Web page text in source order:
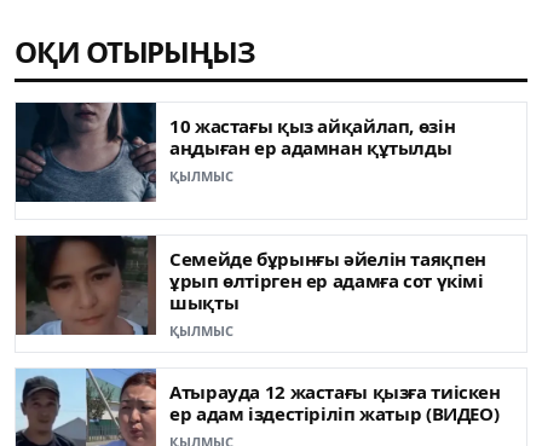
ОҚИ ОТЫРЫҢЫЗ
10 жастағы қыз айқайлап, өзін
аңдыған ер адамнан құтылды
ҚЫЛМЫС
Семейде бұрынғы әйелін таяқпен
ұрып өлтірген ер адамға сот үкімі
шықты
ҚЫЛМЫС
Атырауда 12 жастағы қызға тиіскен
ер адам іздестіріліп жатыр (ВИДЕО)
ҚЫЛМЫС